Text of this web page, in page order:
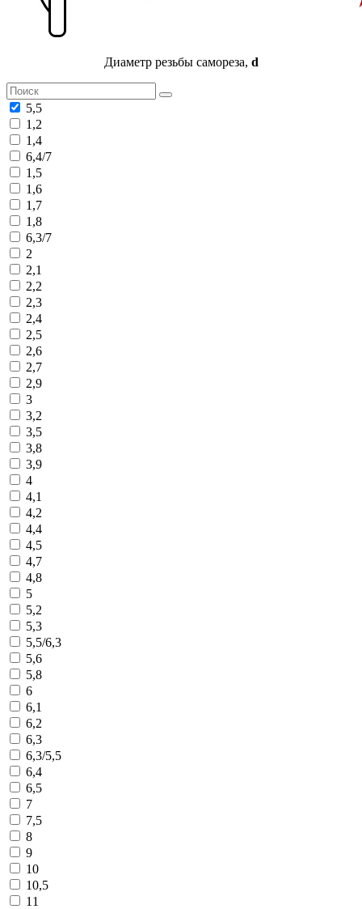
Диаметр резьбы самореза, d
5,5
1,2
1,4
6,4/7
1,5
1,6
1,7
1,8
6,3/7
2
2,1
2,2
2,3
2,4
2,5
2,6
2,7
2,9
3
3,2
3,5
3,8
3,9
4
4,1
4,2
4,4
4,5
4,7
4,8
5
5,2
5,3
5,5/6,3
5,6
5,8
6
6,1
6,2
6,3
6,3/5,5
6,4
6,5
7
7,5
8
9
10
10,5
11